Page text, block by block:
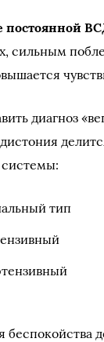
постоянной
сильным
диагноз
системы:
тип
беспокойства